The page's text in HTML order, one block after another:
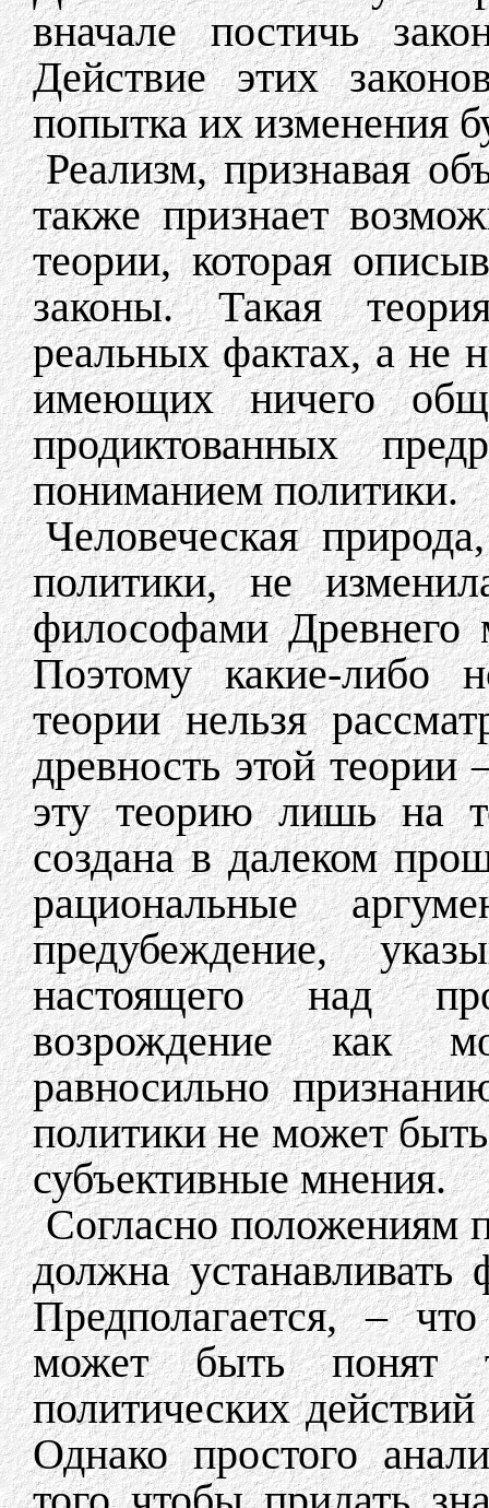
вначале постичь
Действие этих
попытка их изменения
Реализм, признавая
также признает
теории, которая
законы. Такая
реальных фактах, а не
имеющих ничего
продиктованных
пониманием политики.
Человеческая
политики, не
философами
Поэтому какие-либо
теории нельзя
древность этой теории
эту теорию лишь на
создана в далеком
рациональные
предубеждение,
настоящего над
возрождение как
равносильно
политики не может
субъективные мнения.
Согласно положениям
должна устанавливать
Предполагается, –
может быть понят
политических
Однако простого